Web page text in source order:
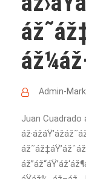
Admin-Mark
Juan Cuadrado